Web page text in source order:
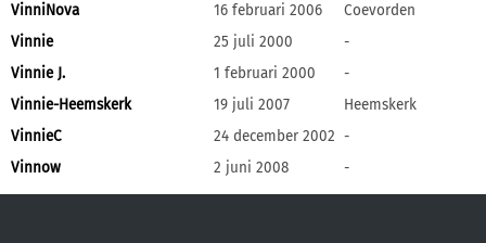
VinniNova
16 februari 2006
Coevorden
Vinnie
25 juli 2000
-
Vinnie J.
1 februari 2000
-
Vinnie-Heemskerk
19 juli 2007
Heemskerk
VinnieC
24 december 2002 -
Vinnow
2 juni 2008 -